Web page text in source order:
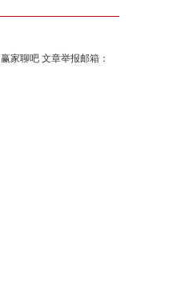
赢家聊吧 文章举报邮箱：